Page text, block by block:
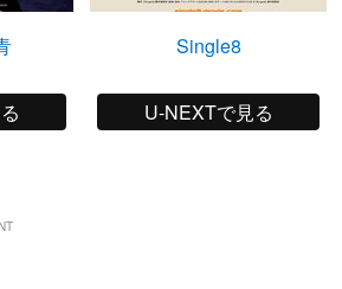
Single8
U-NEXTで見る